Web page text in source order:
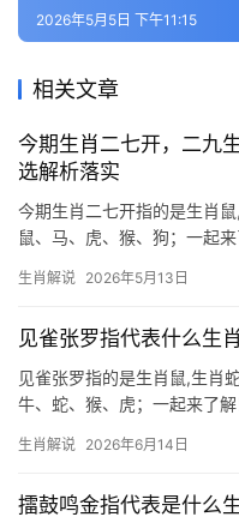
2026年5月5日 下午11:15
相关文章
今期生肖二七开，二九
选解析落实
今期生肖二七开指的是生肖
鼠、马、虎、猴、狗；一起
贵人提携，尤其29岁至45岁
生肖解说 2026年5月13日
见雀张罗指代表什么生
见雀张罗指的是生肖鼠,生肖
牛、蛇、猴、虎；一起来了
与之最为契合，鼠类天性警觉
生肖解说 2026年6月14日
擂鼓鸣金指代表是什么